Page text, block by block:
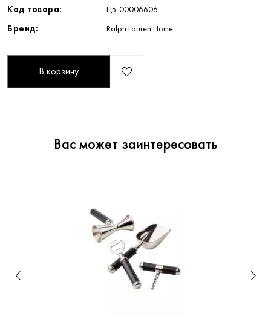
Код товара: ЦБ-00006606
Бренд: Ralph Lauren Home
В корзину
Вас может заинтересовать